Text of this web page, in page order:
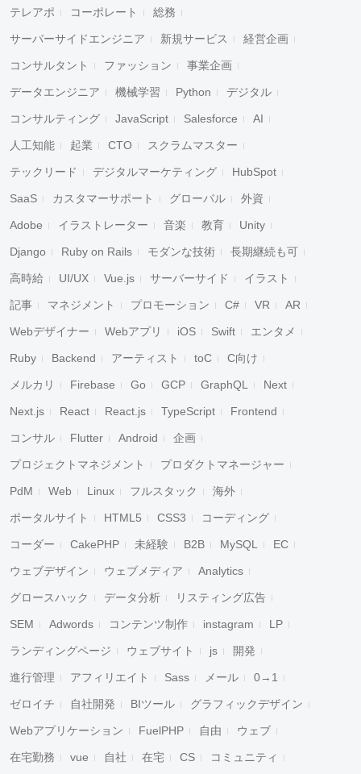
テレアポ コーポレート 総務
サーバーサイドエンジニア 新規サービス 経営企画
コンサルタント ファッション 事業企画
データエンジニア 機械学習 Python デジタル
コンサルティング JavaScript Salesforce AI
人工知能 起業 CTO スクラムマスター
テックリード デジタルマーケティング HubSpot
SaaS カスタマーサポート グローバル 外資
Adobe イラストレーター 音楽 教育 Unity
Django Ruby on Rails モダンな技術 長期継続も可
高時給 UI/UX Vue.js サーバーサイド イラスト
記事 マネジメント プロモーション C# VR AR
Webデザイナー Webアプリ iOS Swift エンタメ
Ruby Backend アーティスト toC C向け
メルカリ Firebase Go GCP GraphQL Next
Next.js React React.js TypeScript Frontend
コンサル Flutter Android 企画
プロジェクトマネジメント プロダクトマネージャー
PdM Web Linux フルスタック 海外
ポータルサイト HTML5 CSS3 コーディング
コーダー CakePHP 未経験 B2B MySQL EC
ウェブデザイン ウェブメディア Analytics
グロースハック データ分析 リスティング広告
SEM Adwords コンテンツ制作 instagram LP
ランディングページ ウェブサイト js 開発
進行管理 アフィリエイト Sass メール 0→1
ゼロイチ 自社開発 BIツール グラフィックデザイン
Webアプリケーション FuelPHP 自由 ウェブ
在宅勤務 vue 自社 在宅 CS コミュニティ